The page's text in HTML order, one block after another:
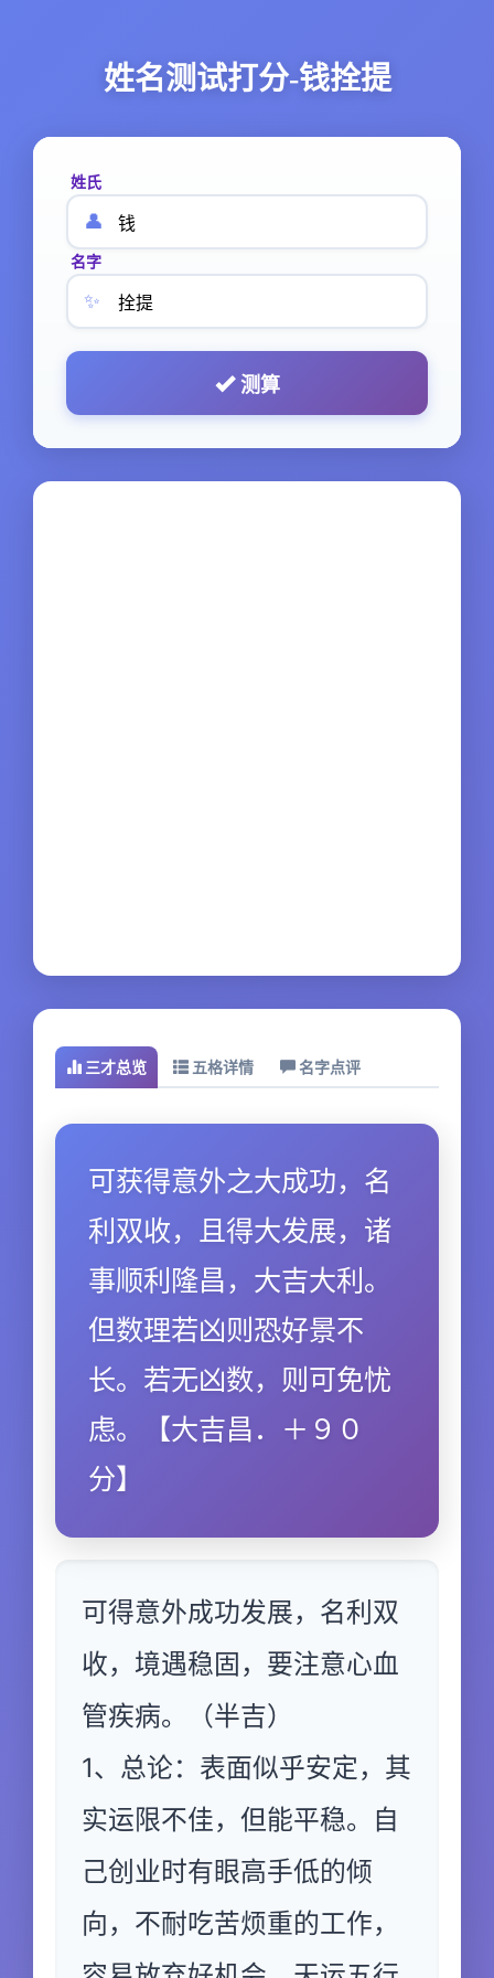
姓名测试打分-钱拴提
姓氏
👤
名字
✨
测算
三才总览 五格详情 名字点评
可获得意外之大成功，名
利双收，且得大发展，诸
事顺利隆昌，大吉大利。
但数理若凶则恐好景不
长。若无凶数，则可免忧
虑。【大吉昌．＋９０
分】
可得意外成功发展，名利双
收，境遇稳固，要注意心血
管疾病。（半吉）
1、总论：表面似乎安定，其
实运限不佳，但能平稳。自
己创业时有眼高手低的倾
向，不耐吃苦烦重的工作，